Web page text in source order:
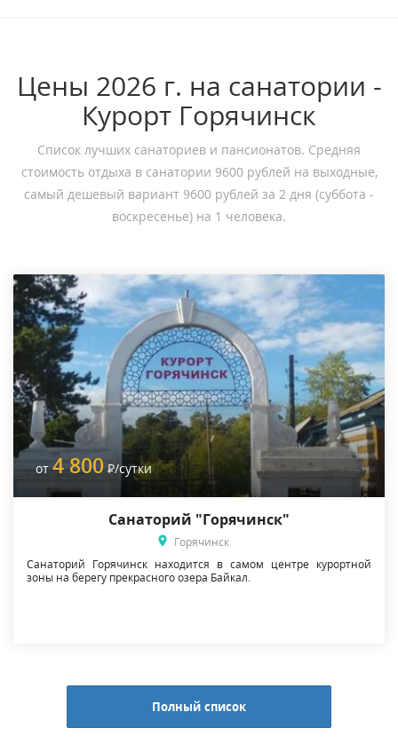
Цены 2026 г. на санатории -
Курорт Горячинск
Список лучших санаториев и пансионатов. Средняя
стоимость отдыха в санатории 9600 рублей на выходные,
самый дешевый вариант 9600 рублей за 2 дня (суббота -
воскресенье) на 1 человека.
от4 800 Р/сутки
Санаторий "Горячинск"
Горячинск
Санаторий Горячинск находится в самом центре курортной
зоны на берегу прекрасного озера Байкал.
Полный список